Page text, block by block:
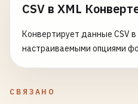
CSV в XML
Конвертирует данные CSV
настраиваемыми опциями
СВЯЗАНО